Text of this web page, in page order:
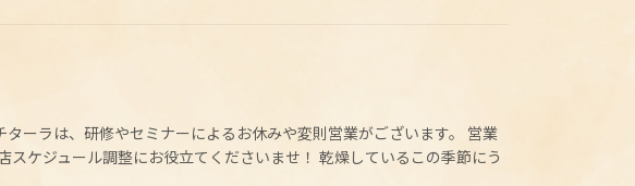
ーラは、研修やセミナーによるお休みや変則営業がございます。 営業
スケジュール調整にお役立てくださいませ！ 乾燥しているこの季節にう